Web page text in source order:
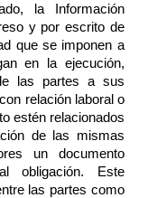
la Información
y por escrito de
que se imponen a
en la ejecución,
las partes a sus
relación laboral o
estén relacionados
de las mismas
un documento
obligación. Este
las partes como